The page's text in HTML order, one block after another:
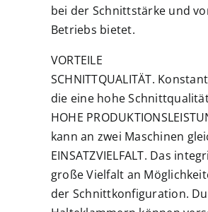
bei der Schnittstärke und
Betriebs bietet.
VORTEILE
SCHNITTQUALITÄT.
die eine hohe
HOHE
kann an zwei Maschinen
EINSATZVIELFALT. Das
große Vielfalt an
der Schnittkonfiguration.